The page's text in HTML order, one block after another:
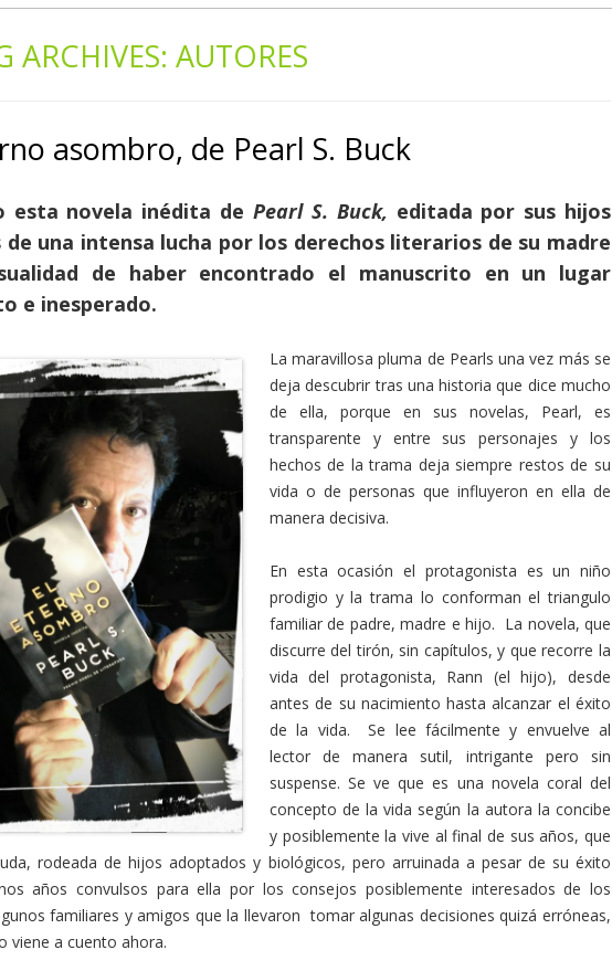
ARCHIVES: AUTORES
asombro, de Pearl S. Buck
esta novela inédita de Pearl S. Buck, editada por sus hijos
de una intensa lucha por los derechos literarios de su madre
de haber encontrado el manuscrito en un lugar
e inesperado.
La maravillosa pluma de Pearls una vez más se
deja descubrir tras una historia que dice mucho
de ella, porque en sus novelas, Pearl, es
transparente y entre sus personajes y los
hechos de la trama deja siempre restos de su
vida o de personas que influyeron en ella de
manera decisiva.
En esta ocasión el protagonista es un niño
prodigio y la trama lo conforman el triangulo
familiar de padre, madre e hijo. La novela, que
discurre del tirón, sin capítulos, y que recorre la
vida del protagonista, Rann (el hijo), desde
antes de su nacimiento hasta alcanzar el éxito
de la vida. Se lee fácilmente y envuelve al
lector de manera sutil, intrigante pero sin
suspense. Se ve que es una novela coral del
concepto de la vida según la autora la concibe
y posiblemente la vive al final de sus años, que
rodeada de hijos adoptados y biológicos, pero arruinada a pesar de su éxito
años convulsos para ella por los consejos posiblemente interesados de los
familiares y amigos que la llevaron tomar algunas decisiones quizá erróneas,
viene a cuento ahora.